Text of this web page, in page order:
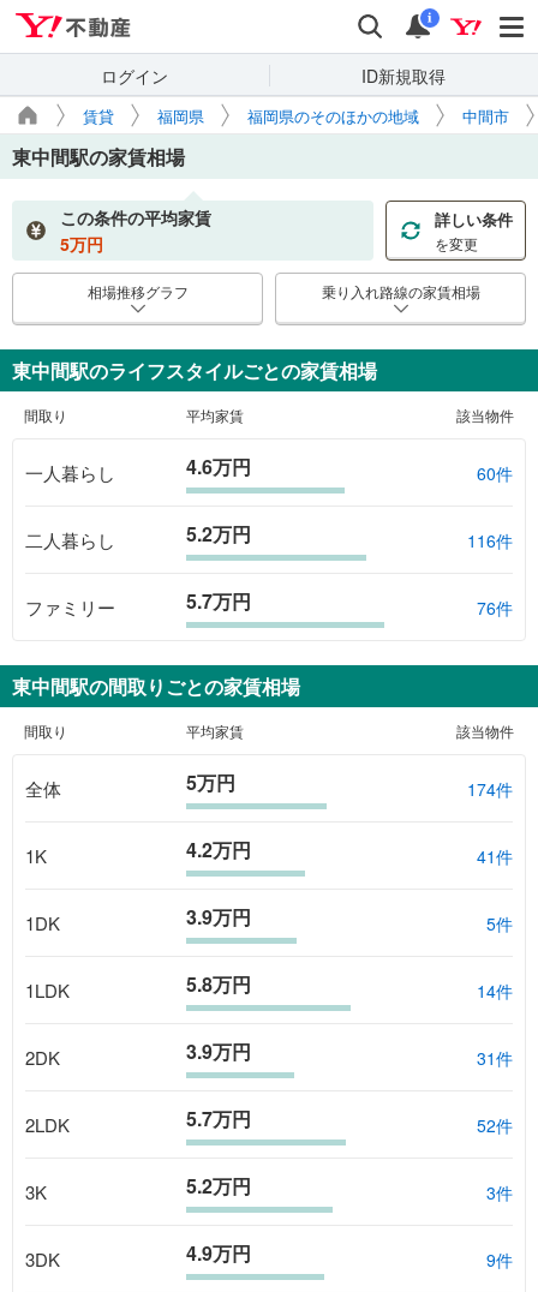
検索 通知
i
ログイン ID新規取得
賃貸 福岡県 福岡県のそのほかの地域 中間市
東中間駅の家賃相場
この条件の平均家賃
5万円
詳しい条件
を変更
相場推移グラフ 乗り入れ路線の家賃相場
東中間駅のライフスタイルごとの家賃相場
間取り 平均家賃 該当物件
一人暮らし 4.6万円 60件
二人暮らし 5.2万円 116件
ファミリー 5.7万円 76件
東中間駅の間取りごとの家賃相場
間取り 平均家賃 該当物件
全体 5万円 174件
1K 4.2万円 41件
1DK 3.9万円 5件
1LDK 5.8万円 14件
2DK 3.9万円 31件
2LDK 5.7万円 52件
3K 5.2万円 3件
3DK 4.9万円 9件